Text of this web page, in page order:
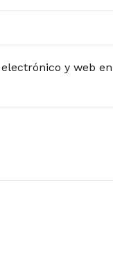
y web